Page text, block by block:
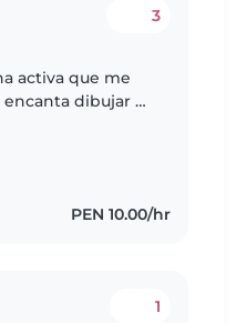
3
activa que me
encanta dibujar y
PEN 10.00/hr
1